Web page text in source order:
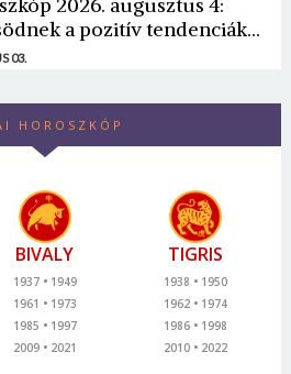
2026. augusztus 4:
a pozitív tendenciák...
03.
HOROSZKÓP
BIVALY
1937
1949
1961
1973
1985
1997
2009
2021
TIGRIS
1938
1950
1962
1974
1986
1998
2010
2022